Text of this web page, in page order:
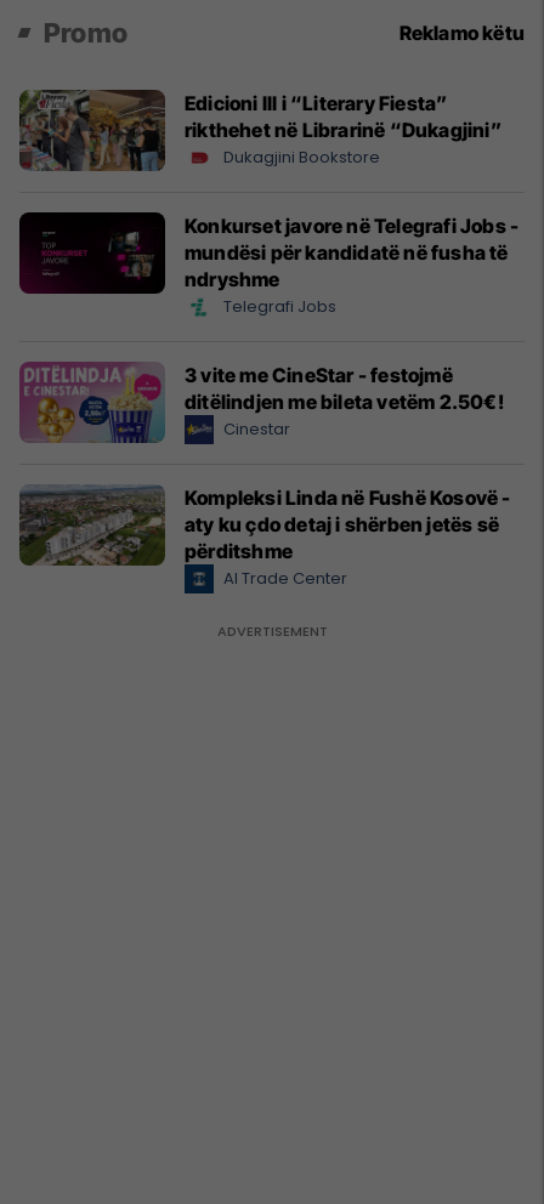
Promo Reklamo këtu
Edicioni III i “Literary Fiesta”
rikthehet në Librarinë “Dukagjini”
Dukagjini Bookstore
Konkurset javore në Telegrafi Jobs -
mundësi për kandidatë në fusha të
ndryshme
Telegrafi Jobs
3 vite me CineStar - festojmë
ditëlindjen me bileta vetëm 2.50€!
Cinestar
Kompleksi Linda në Fushë Kosovë -
aty ku çdo detaj i shërben jetës së
përditshme
Al Trade Center